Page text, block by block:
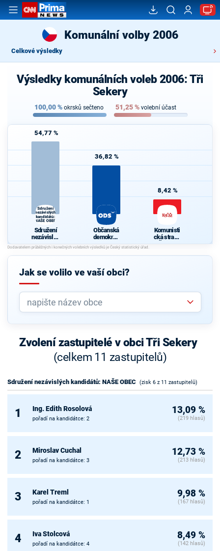
Komunální volby 2006
Celkové výsledky
Výsledky komunálních voleb 2006: Tři
Sekery
100,00% okrsků sečteno 51,25% volební účast
54,77 %
Sdružení
nezávislých
kandidátů:
NAŠE OBEC
Sdružení
nezávislýc
h
kandidátů:
NAŠE
36,82 %
Občanská
demokrati
cká strana
8,42 %
Komunisti
cká strana
Čech a
Jak se volilo ve vaší obci?
Zvolení zastupitelé v obci Tři Sekery
(celkem 11 zastupitelů)
Sdružení nezávislých kandidátů: NAŠE OBEC (zisk 6 z 11 zastupitelů)
1 Ing. Edith Rosolová
pořadí na kandidátce: 2
13,09 %
(219 hlasů)
2 Miroslav Cuchal
pořadí na kandidátce: 3
12,73 %
(213 hlasů)
3 Karel Treml
pořadí na kandidátce: 1
9,98 %
(167 hlasů)
4 Iva Stolcová
pořadí na kandidátce: 4
8,49 %
(142 hlasů)